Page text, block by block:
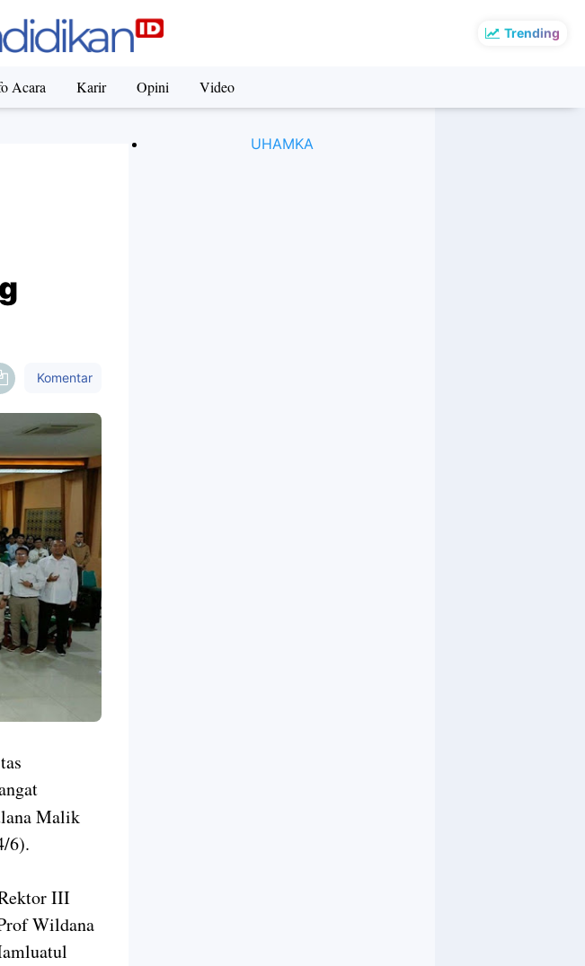
Trending
Acara Karir Opini Video
Komentar
Malik
6).
III
Wildana
UHAMKA